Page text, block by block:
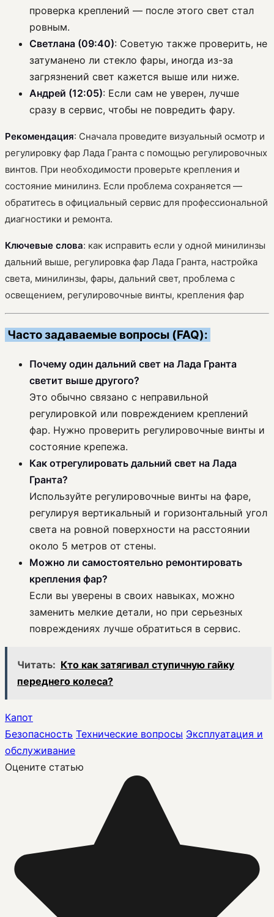
проверка креплений — после этого свет стал
ровным.
Светлана (09:40): Советую также проверить, не
затуманено ли стекло фары, иногда из-за
загрязнений свет кажется выше или ниже.
Андрей (12:05): Если сам не уверен, лучше
сразу в сервис, чтобы не повредить фару.
Рекомендация: Сначала проведите визуальный осмотр и
регулировку фар Лада Гранта с помощью регулировочных
винтов. При необходимости проверьте крепления и
состояние минилинз. Если проблема сохраняется —
обратитесь в официальный сервис для профессиональной
диагностики и ремонта.
Ключевые слова: как исправить если у одной минилинзы
дальний выше, регулировка фар Лада Гранта, настройка
света, минилинзы, фары, дальний свет, проблема с
освещением, регулировочные винты, крепления фар
Часто задаваемые вопросы (FAQ):
Почему один дальний свет на Лада Гранта
светит выше другого?
Это обычно связано с неправильной
регулировкой или повреждением креплений
фар. Нужно проверить регулировочные винты и
состояние крепежа.
Как отрегулировать дальний свет на Лада
Гранта?
Используйте регулировочные винты на фаре,
регулируя вертикальный и горизонтальный угол
света на ровной поверхности на расстоянии
около 5 метров от стены.
Можно ли самостоятельно ремонтировать
крепления фар?
Если вы уверены в своих навыках, можно
заменить мелкие детали, но при серьезных
повреждениях лучше обратиться в сервис.
Читать: Кто как затягивал ступичную гайку
переднего колеса?
Капот
Безопасность Технические вопросы Эксплуатация и
обслуживание
Оцените статью